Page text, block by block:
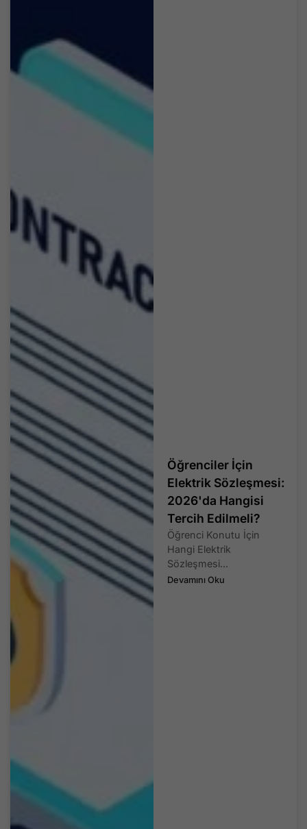
Öğrenciler İçin
Elektrik Sözleşmesi:
2026'da Hangisi
Tercih Edilmeli?
Öğrenci Konutu İçin
Hangi Elektrik
Sözleşmesi...
Devamını Oku